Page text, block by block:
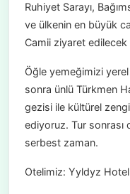
Ruhiyet Sarayı,
ve ülkenin en büyük
Camii ziyaret edilecek
Öğle yemeğimizi
sonra ünlü Türkmen
gezisi ile kültürel
ediyoruz. Tur
serbest zaman.
Otelimiz: Yyldyz